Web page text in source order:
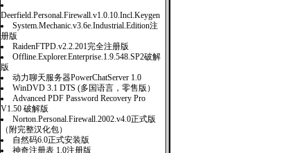
Deerfield.Personal.Firewall.v1.0.10.Incl.Keygen
System.Mechanic.v3.6e.Industrial.Edition注
册版
RaidenFTPD.v2.2.201完全注册版
Offline.Explorer.Enterprise.1.9.548.SP2破解
版
动力聊天服务器PowerChatServer 1.0
WinDVD 3.1 DTS (多国语言，零售版）
Advanced PDF Password Recovery Pro
V1.50 破解版
Norton.Personal.Firewall.2002.v4.0正式版
（附完整汉化包）
自然码6.0正式安装版
神奇注册表 1.0注册版